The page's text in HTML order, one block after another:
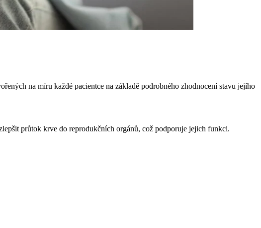
na míru každé pacientce na základě podrobného zhodnocení stavu jejího
průtok krve do reprodukčních orgánů, což podporuje jejich funkci.